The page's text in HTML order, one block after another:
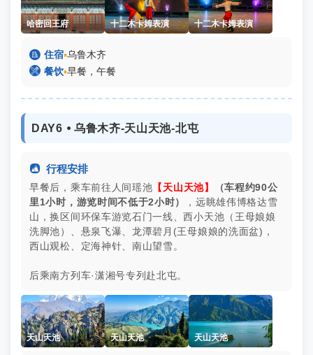
哈密回王府 十二木卡姆表演 十二木卡姆表演
 住宿▪乌鲁木齐
 餐饮▪早餐，午餐
DAY6 ⦁ 乌鲁木齐-天山天池-北屯
 行程安排
早餐后，乘车前往人间瑶池 【天山天池】
（车程约90公
里1小时，游览时间不低于2小时）
，远眺雄伟博格达雪
山，换区间环保车游览石门一线、西小天池（王母娘娘
洗脚池）、悬泉飞瀑、龙潭碧月(王母娘娘的洗面盆)，
西山观松、定海神针、南山望雪。
后乘南方列车·潇湘号专列赴北屯。
天山天池 天山天池 天山天池